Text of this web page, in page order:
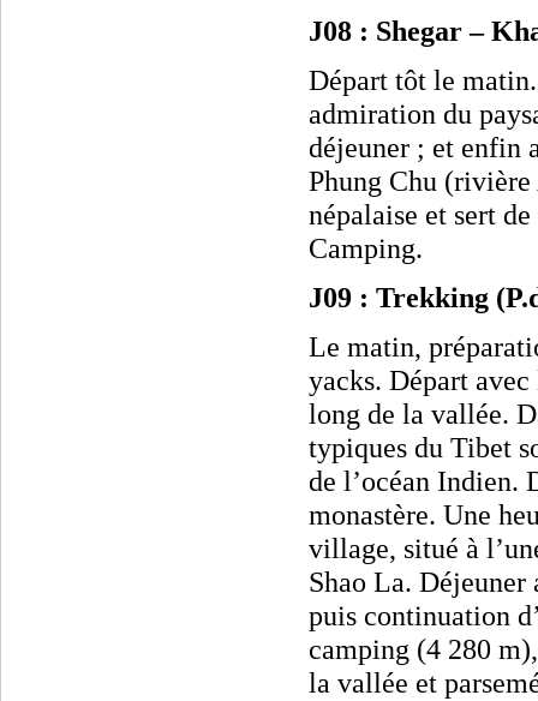
J08 : Shegar –
Départ tôt le
admiration du
déjeuner ; et enfin
Phung Chu
népalaise et sert
Camping.
J09 : Trekking
Le matin,
yacks. Départ
long de la vallée.
typiques du Tibet
de l’océan Indien.
monastère. Une
village, situé à
Shao La.
puis continuation
camping (4 280
la vallée et